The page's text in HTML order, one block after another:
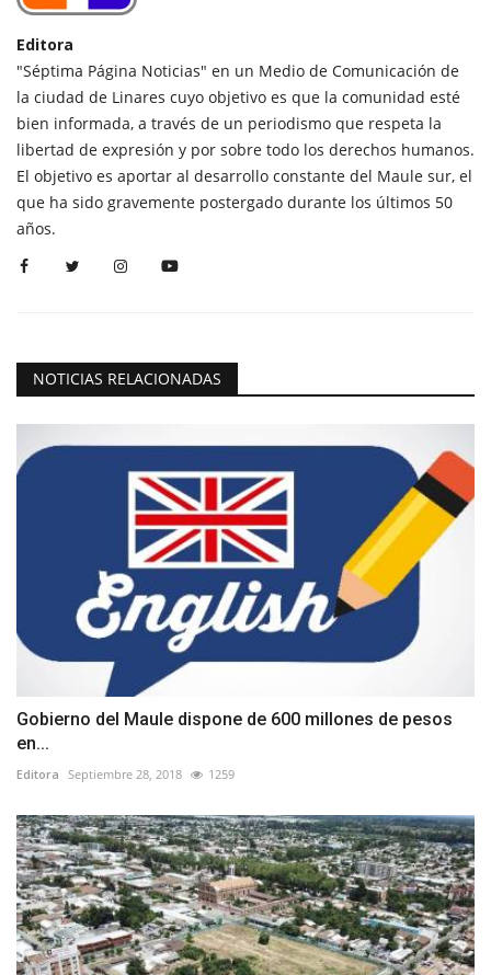
Editora
"Séptima Página Noticias" en un Medio de Comunicación de
la ciudad de Linares cuyo objetivo es que la comunidad esté
bien informada, a través de un periodismo que respeta la
libertad de expresión y por sobre todo los derechos humanos.
El objetivo es aportar al desarrollo constante del Maule sur, el
que ha sido gravemente postergado durante los últimos 50
años.
NOTICIAS RELACIONADAS
Gobierno del Maule dispone de 600 millones de pesos
en...
Editora Septiembre 28, 2018 1259